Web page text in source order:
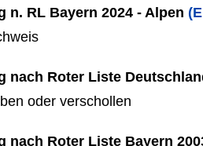
n. RL Bayern 2024 - Alpen
nach Roter Liste
oder verschollen
nach Roter Liste Bayern